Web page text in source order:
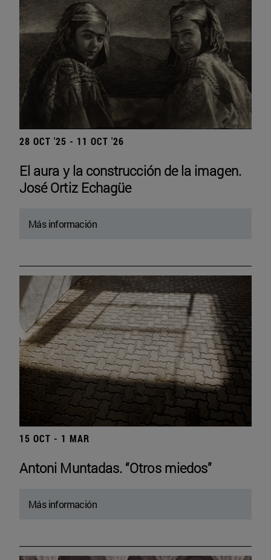
28 OCT '25 - 11 OCT '26
El aura y la construcción de la imagen.
José Ortiz Echagüe
Más información
15 OCT - 1 MAR
Antoni Muntadas. “Otros miedos”
Más información